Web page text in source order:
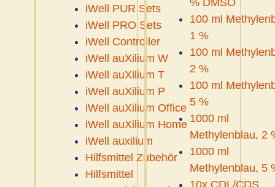
iWell PUR Sets
iWell PRO Sets
iWell Controller
iWell auXilium W
iWell auXilium T
iWell auXilium P
iWell auXilium Office
iWell auXilium Home
iWell auxilium
Hilfsmittel Zubehör
Hilfsmittel
% DMSO
100 ml
1 %
100 ml
2 %
100 ml
5 %
1000 ml
Methylenblau, 2
1000 ml
Methylenblau, 5